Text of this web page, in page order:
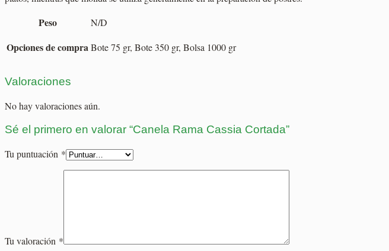
Peso N/D
Opciones de compraBote 75 gr, Bote 350 gr, Bolsa 1000 gr
Valoraciones
No hay valoraciones aún.
Sé el primero en valorar “Canela Rama Cassia Cortada”
Tu puntuación *
Tu valoración *